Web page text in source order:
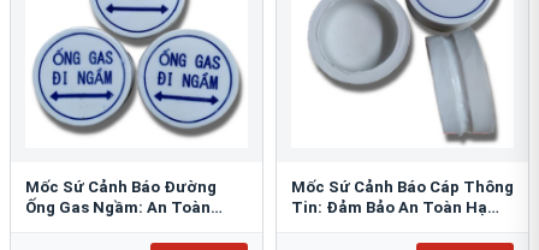
Mốc Sứ Cảnh Báo Đường
Ống Gas Ngầm: An Toàn
Mốc Sứ Cảnh Báo Cáp Thông
Tin: Đảm Bảo An Toàn Hạ